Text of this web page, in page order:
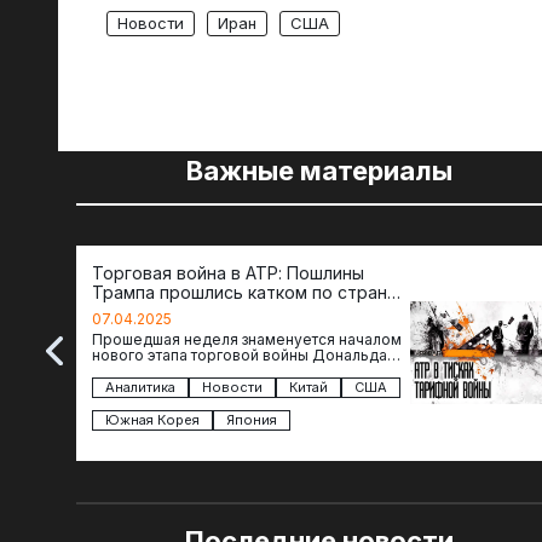
Новости Иран США
Важные материалы
Торговая война в АТР: Пошлины
Трампа прошлись катком по странам
региона
07.04.2025
Прошедшая неделя знаменуется началом
нового этапа торговой войны Дональда
импорта из более 100 стран…
Аналитика Новости Китай
США
Южная Корея
Япония